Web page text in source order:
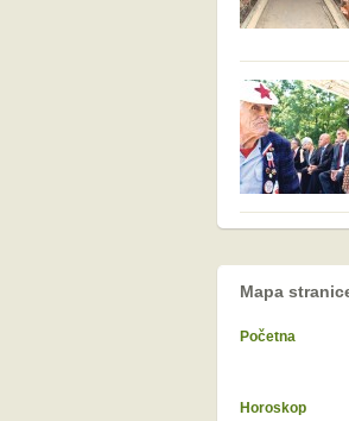
Mapa
Početna
Horoskop